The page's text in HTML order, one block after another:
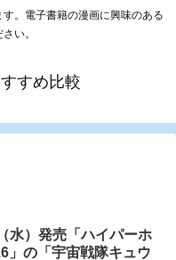
。電子書籍の漫画に興味のある
い。
すめ比較
水）発売「ハイパーホ
」の「宇宙戦隊キュウ